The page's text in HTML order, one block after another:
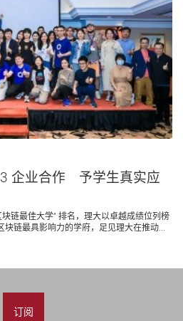
企业合作 予学生真实应
链最佳大学” 排名，理大以卓越成绩位列榜
链最具影响力的学府，足见理大在推动...
订阅